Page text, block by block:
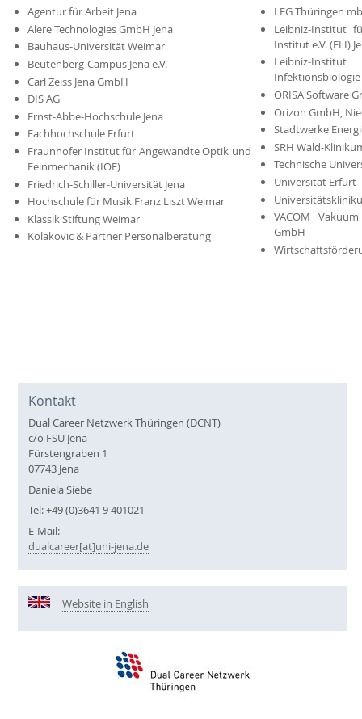
Agentur für Arbeit Jena
Alere Technologies GmbH Jena
Bauhaus-Universität Weimar
Beutenberg-Campus Jena e.V.
Carl Zeiss Jena GmbH
DIS AG
Ernst-Abbe-Hochschule Jena
Fachhochschule Erfurt
Fraunhofer Institut für Angewandte Optik und
Feinmechanik (IOF)
Friedrich-Schiller-Universität Jena
Hochschule für Musik Franz Liszt Weimar
Klassik Stiftung Weimar
Kolakovic & Partner Personalberatung
LEG Thüringen
Leibniz-Institut
Institut e.V. (FLI)
Leibniz-
Infektionsbiologie
ORISA Software
Orizon GmbH,
Stadtwerke
SRH Wald-
Technische
Universität Erfurt
VACOM
GmbH
Kontakt
Dual Career Netzwerk Thüringen (DCNT)
c/o FSU Jena
Fürstengraben 1
07743 Jena
Daniela Siebe
Tel: +49 (0)3641 9 401021
E-Mail:
dualcareer[at]uni-jena.de
Website in English